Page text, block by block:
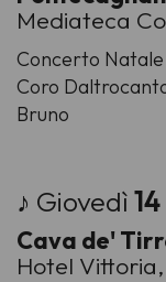
Mediateca
Concerto
Coro
Bruno
♪ Giovedì14
Cava de'
Hotel